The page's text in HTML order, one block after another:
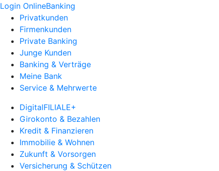
Login OnlineBanking
Privatkunden
Firmenkunden
Private Banking
Junge Kunden
Banking & Verträge
Meine Bank
Service & Mehrwerte
DigitalFILIALE+
Girokonto & Bezahlen
Kredit & Finanzieren
Immobilie & Wohnen
Zukunft & Vorsorgen
Versicherung & Schützen